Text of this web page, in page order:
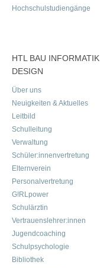
Hochschulstudiengänge
HTL BAU INFORMATIK
DESIGN
Über uns
Neuigkeiten & Aktuelles
Leitbild
Schulleitung
Verwaltung
Schüler:innenvertretung
Elternverein
Personalvertretung
G!RLpower
Schulärztin
Vertrauenslehrer:innen
Jugendcoaching
Schulpsychologie
Bibliothek